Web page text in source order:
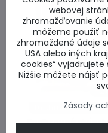
Dodanie 3 týždne
Podkrovné
webovej
zhromažďovanie
môžeme použiť
zhromaždené údaje
USA alebo iných
cookies“
Nižšie môžete nájsť
Zásady